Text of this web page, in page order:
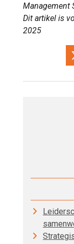
Management
Dit artikel is
2025